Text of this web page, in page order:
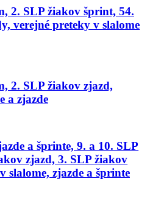
2. SLP žiakov šprint, 54.
verejné preteky v slalome
2. SLP žiakov zjazd,
a zjazde
a šprinte, 9. a 10. SLP
zjazd, 3. SLP žiakov
slalome, zjazde a šprinte